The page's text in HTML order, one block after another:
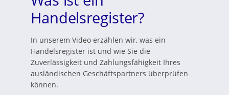
Handelsregister?
In unserem Video erzählen wir, was ein
Handelsregister ist und wie Sie die
Zuverlässigkeit und Zahlungsfähigkeit Ihres
ausländischen Geschäftspartners überprüfen
können.